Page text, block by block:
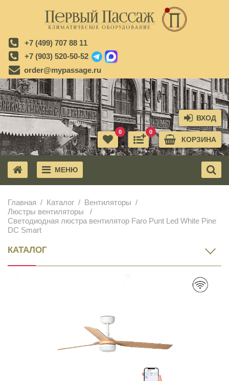
+7 (499) 707 88 11
+7 (903) 520-50-52
order@mypassage.ru
ВХОД
КОРЗИНА
0
0
МЕНЮ
Главная Каталог
Вентиляторы
Люстры вентиляторы
Светодиодная люстра вентилятор Faro Punt Led White Pine
DC Smart
КАТАЛОГ